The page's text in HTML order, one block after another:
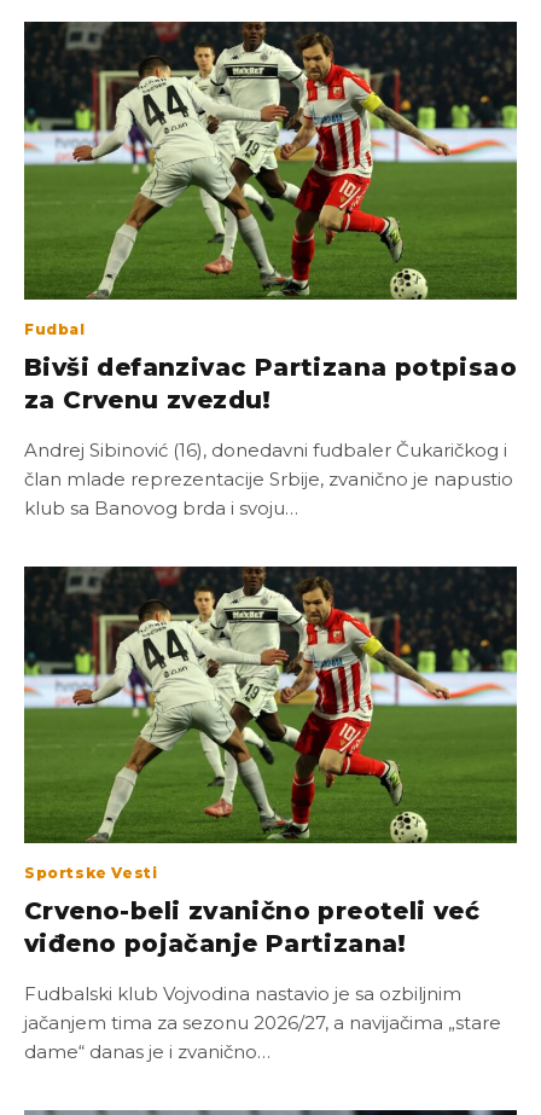
Fudbal
Bivši defanzivac Partizana potpisao
za Crvenu zvezdu!
Andrej Sibinović (16), donedavni fudbaler Čukaričkog i
član mlade reprezentacije Srbije, zvanično je napustio
klub sa Banovog brda i svoju…
Sportske Vesti
Crveno-beli zvanično preoteli već
viđeno pojačanje Partizana!
Fudbalski klub Vojvodina nastavio je sa ozbiljnim
jačanjem tima za sezonu 2026/27, a navijačima „stare
dame“ danas je i zvanično…